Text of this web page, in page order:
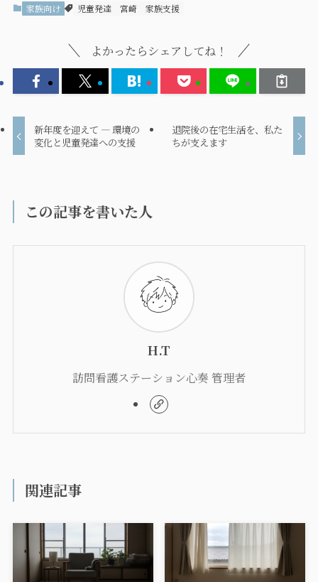
家族向け 児童発達 宮崎 家族支援
よかったらシェアしてね！
新年度を迎えて ― 環境の
変化と児童発達への支援
退院後の在宅生活を、私た
ちが支えます
この記事を書いた人
H.T
訪問看護ステーション心奏 管理者
関連記事